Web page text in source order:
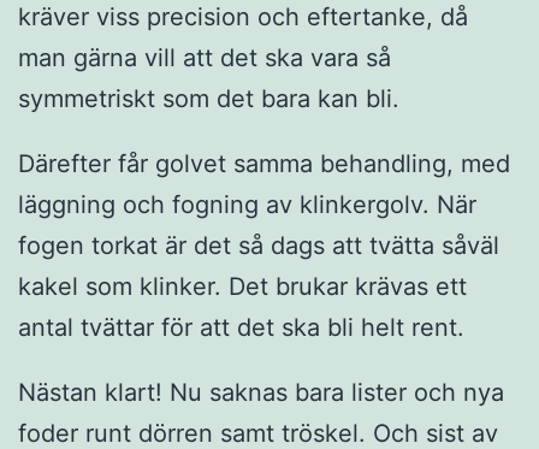
kräver viss precision och eftertanke, då
man gärna vill att det ska vara så
symmetriskt som det bara kan bli.
Därefter får golvet samma behandling, med
läggning och fogning av klinkergolv. När
fogen torkat är det så dags att tvätta såväl
kakel som klinker. Det brukar krävas ett
antal tvättar för att det ska bli helt rent.
Nästan klart! Nu saknas bara lister och nya
foder runt dörren samt tröskel. Och sist av